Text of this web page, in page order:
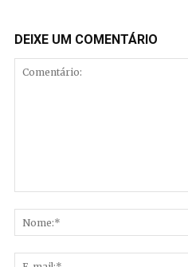
DEIXE UM COMENTÁRIO